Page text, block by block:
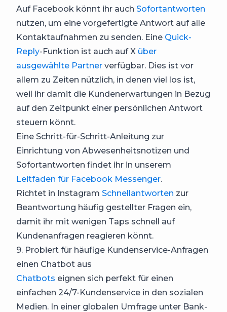
Auf Facebook könnt ihr auch Sofortantworten
nutzen, um eine vorgefertigte Antwort auf alle
Kontaktaufnahmen zu senden. Eine Quick-
Reply-Funktion ist auch auf X über
ausgewählte Partner verfügbar. Dies ist vor
allem zu Zeiten nützlich, in denen viel los ist,
weil ihr damit die Kundenerwartungen in Bezug
auf den Zeitpunkt einer persönlichen Antwort
steuern könnt.
Eine Schritt-für-Schritt-Anleitung zur
Einrichtung von Abwesenheitsnotizen und
Sofortantworten findet ihr in unserem
Leitfaden für Facebook Messenger.
Richtet in Instagram Schnellantworten zur
Beantwortung häufig gestellter Fragen ein,
damit ihr mit wenigen Taps schnell auf
Kundenanfragen reagieren könnt.
9. Probiert für häufige Kundenservice-Anfragen
einen Chatbot aus
Chatbots eignen sich perfekt für einen
einfachen 24/7-Kundenservice in den sozialen
Medien. In einer globalen Umfrage unter Bank-